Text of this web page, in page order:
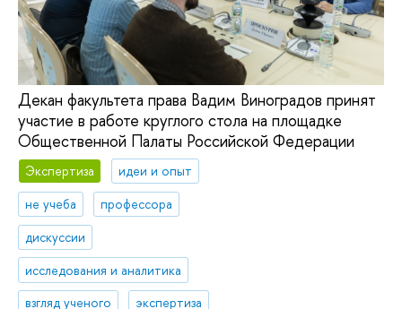
Декан факультета права Вадим Виноградов принят
участие в работе круглого стола на площадке
Общественной Палаты Российской Федерации
Экспертиза
идеи и опыт
не учеба
профессора
дискуссии
исследования и аналитика
взгляд ученого
экспертиза